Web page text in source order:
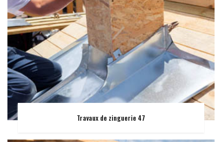
Travaux de zinguerie 47